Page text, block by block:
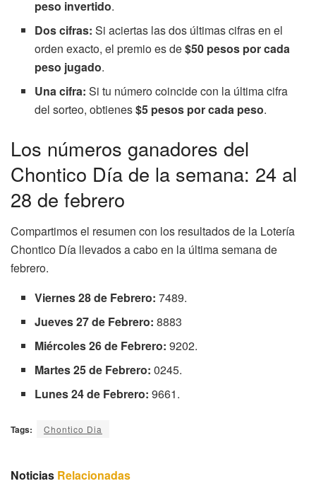
peso invertido.
Dos cifras: Si aciertas las dos últimas cifras en el
orden exacto, el premio es de$50 pesos por cada
peso jugado.
Una cifra: Si tu número coincide con la última cifra
del sorteo, obtienes$5 pesos por cada peso.
Los números ganadores del
Chontico Día de la semana: 24 al
28 de febrero
Compartimos el resumen con los resultados de la Lotería
Chontico Día llevados a cabo en la última semana de
febrero.
Viernes 28 de Febrero: 7489.
Jueves 27 de Febrero: 8883
Miércoles 26 de Febrero: 9202.
Martes 25 de Febrero: 0245.
Lunes 24 de Febrero: 9661.
Tags: Chontico Dia
Noticias Relacionadas